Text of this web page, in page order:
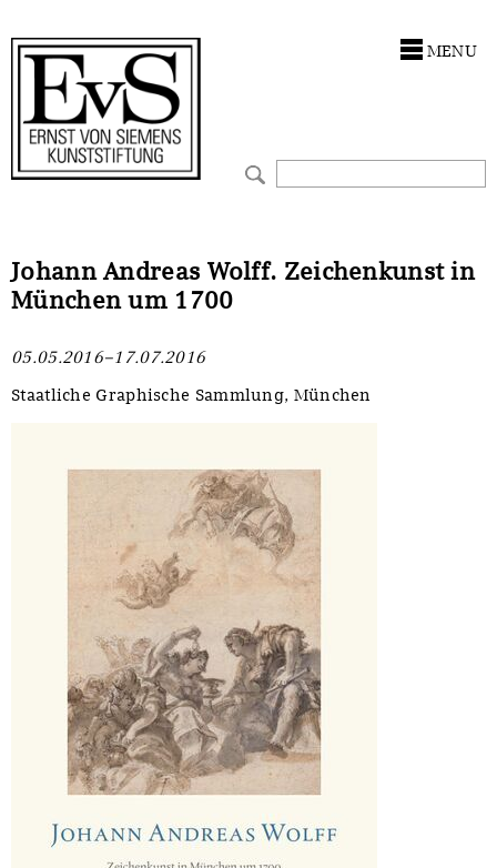
MENU
Johann Andreas Wolff. Zeichenkunst in
München um 1700
05.05.2016–17.07.2016
Staatliche Graphische Sammlung, München
Förderphilosophie
Gremien
Presse und Neuigkeiten
Stellenangebote
Ankauf
Restaurierungen
Werkverzeichnisse
UKRAINE-Förderlinie